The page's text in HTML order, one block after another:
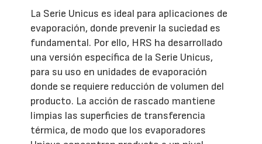
La Serie Unicus es ideal para aplicaciones de
evaporación, donde prevenir la suciedad es
fundamental. Por ello, HRS ha desarrollado
una versión específica de la Serie Unicus,
para su uso en unidades de evaporación
donde se requiere reducción de volumen del
producto. La acción de rascado mantiene
limpias las superficies de transferencia
térmica, de modo que los evaporadores